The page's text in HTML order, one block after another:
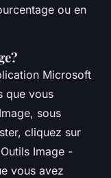
ou en
Microsoft
que vous
sous
cliquez sur
Image -
vous avez